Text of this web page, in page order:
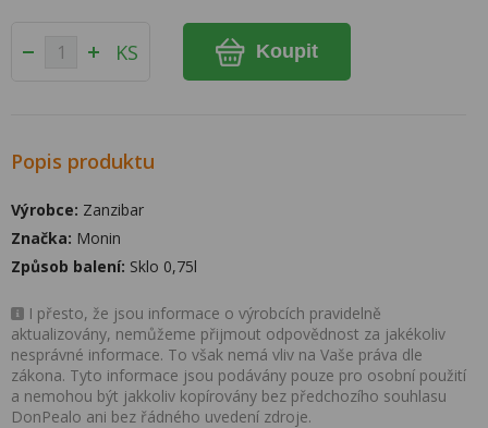
KS Koupit
Popis produktu
Výrobce: Zanzibar
Značka: Monin
Způsob balení: Sklo 0,75l
I přesto, že jsou informace o výrobcích pravidelně
aktualizovány, nemůžeme přijmout odpovědnost za jakékoliv
nesprávné informace. To však nemá vliv na Vaše práva dle
zákona. Tyto informace jsou podávány pouze pro osobní použití
a nemohou být jakkoliv kopírovány bez předchozího souhlasu
DonPealo ani bez řádného uvedení zdroje.